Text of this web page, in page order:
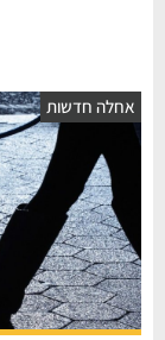
חדשות